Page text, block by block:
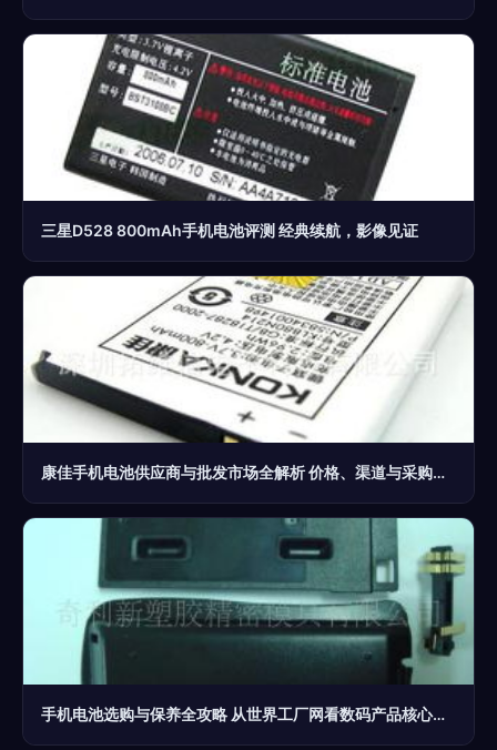
三星D528 800mAh手机电池评测 经典续航，影像见证
康佳手机电池供应商与批发市场全解析 价格、渠道与采购指南
手机电池选购与保养全攻略 从世界工厂网看数码产品核心配件